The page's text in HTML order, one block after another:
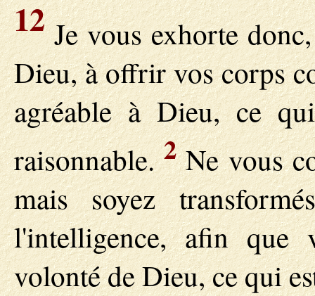
12Je vous exhorte
Dieu, à offrir vos corps
agréable à Dieu, ce
raisonnable.2Ne vous
mais soyez
l'intelligence, afin que
volonté de Dieu, ce qui